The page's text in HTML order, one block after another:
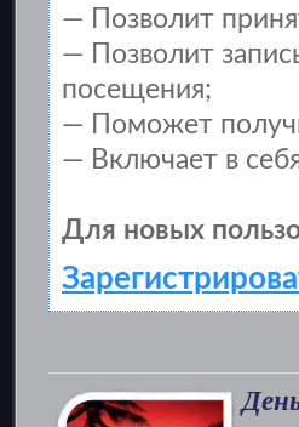
— Позволит
— Позволит
посещения;
— Поможет
— Включает в
Для новых